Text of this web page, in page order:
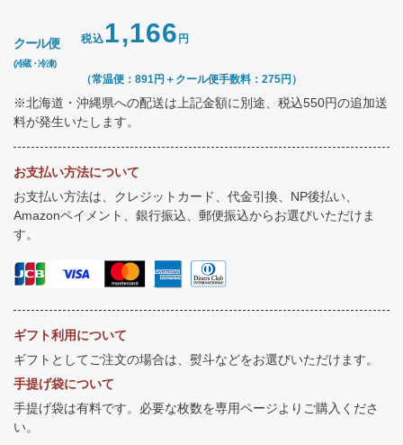
クール便
(冷蔵・冷凍)
税込1,166 円
（常温便：891円＋クール便手数料：275円）
※北海道・沖縄県への配送は上記金額に別途、税込550円の追加送
料が発生いたします。
お支払い方法について
お支払い方法は、クレジットカード、代金引換、NP後払い、
Amazonペイメント、銀行振込、郵便振込からお選びいただけま
す。
ギフト利用について
ギフトとしてご注文の場合は、熨斗などをお選びいただけます。
手提げ袋について
手提げ袋は有料です。必要な枚数を専用ページよりご購入くださ
い。